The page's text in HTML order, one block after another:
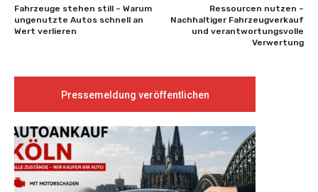
Fahrzeuge stehen still – Warum
ungenutzte Autos schnell an
Wert verlieren
Ressourcen nutzen –
Nachhaltiger Fahrzeugverkauf
und verantwortungsvolle
Verwertung
Pressemeldung veröffentlichen